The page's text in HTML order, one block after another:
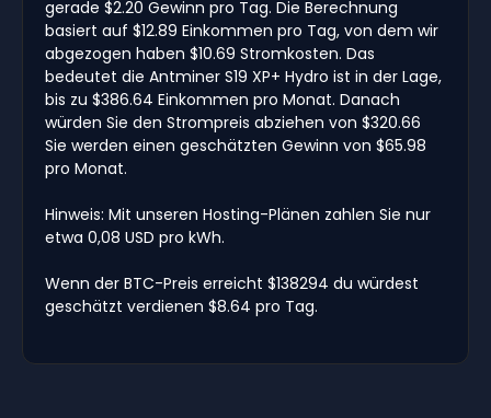
gerade $2.20 Gewinn pro Tag. Die Berechnung
basiert auf $12.89 Einkommen pro Tag, von dem wir
abgezogen haben $10.69 Stromkosten. Das
bedeutet die Antminer S19 XP+ Hydro ist in der Lage,
bis zu $386.64 Einkommen pro Monat. Danach
würden Sie den Strompreis abziehen von $320.66
Sie werden einen geschätzten Gewinn von $65.98
pro Monat.
Hinweis: Mit unseren Hosting-Plänen zahlen Sie nur
etwa 0,08 USD pro kWh.
Wenn der BTC-Preis erreicht $138294 du würdest
geschätzt verdienen $8.64 pro Tag.